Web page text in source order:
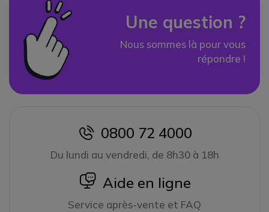
Une question ?
Nous sommes là pour vous
répondre !
icon
0800 72 4000
Du lundi au vendredi, de 8h30 à 18h
icon
Aide en ligne
Service après-vente et FAQ